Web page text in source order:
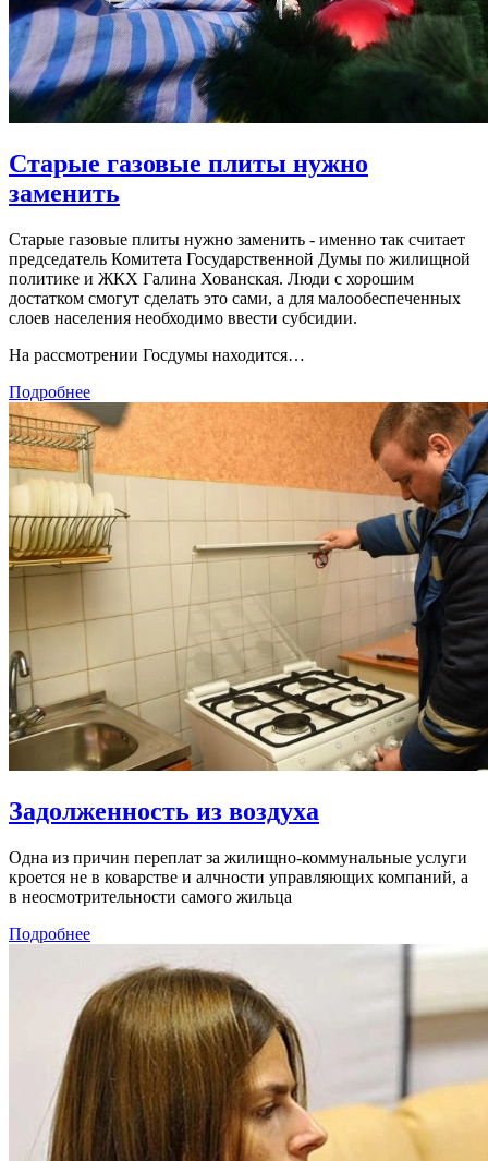
Старые газовые плиты нужно
заменить
Старые газовые плиты нужно заменить - именно так считает
председатель Комитета Государственной Думы по жилищной
политике и ЖКХ Галина Хованская. Люди с хорошим
достатком смогут сделать это сами, а для малообеспеченных
слоев населения необходимо ввести субсидии.
На рассмотрении Госдумы находится…
Подробнее
Задолженность из воздуха
Одна из причин переплат за жилищно-коммунальные услуги
кроется не в коварстве и алчности управляющих компаний, а
в неосмотрительности самого жильца
Подробнее